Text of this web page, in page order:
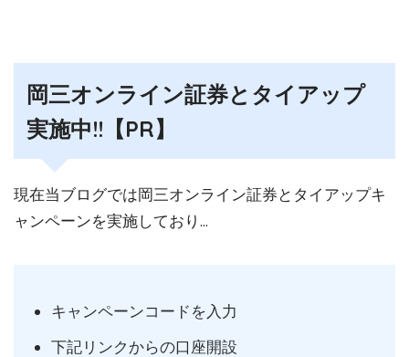
岡三オンライン証券とタイアップ
実施中!!【PR】
現在当ブログでは岡三オンライン証券とタイアップキ
ャンペーンを実施しており…
キャンペーンコードを入力
下記リンクからの口座開設